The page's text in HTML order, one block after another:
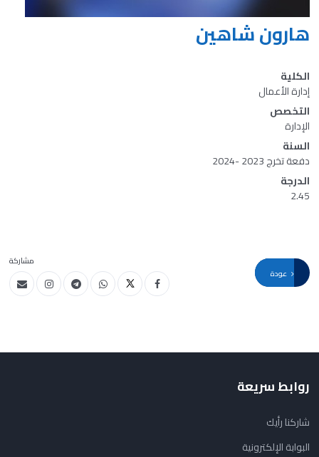
هارون شاهين
الكلية
إدارة الأعمال
التخصص
الإدارة
السنة
دفعة تخرج 2023 -2024
الدرجة
2.45
مشاركة
روابط سريعة
شاركنا رأيك
البوابة الإلكترونية